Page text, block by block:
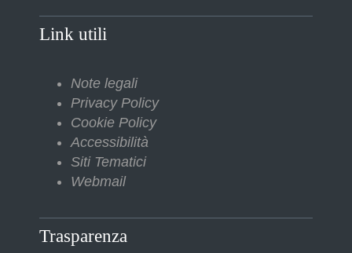
Link utili
Note legali
Privacy Policy
Cookie Policy
Accessibilità
Siti Tematici
Webmail
Trasparenza